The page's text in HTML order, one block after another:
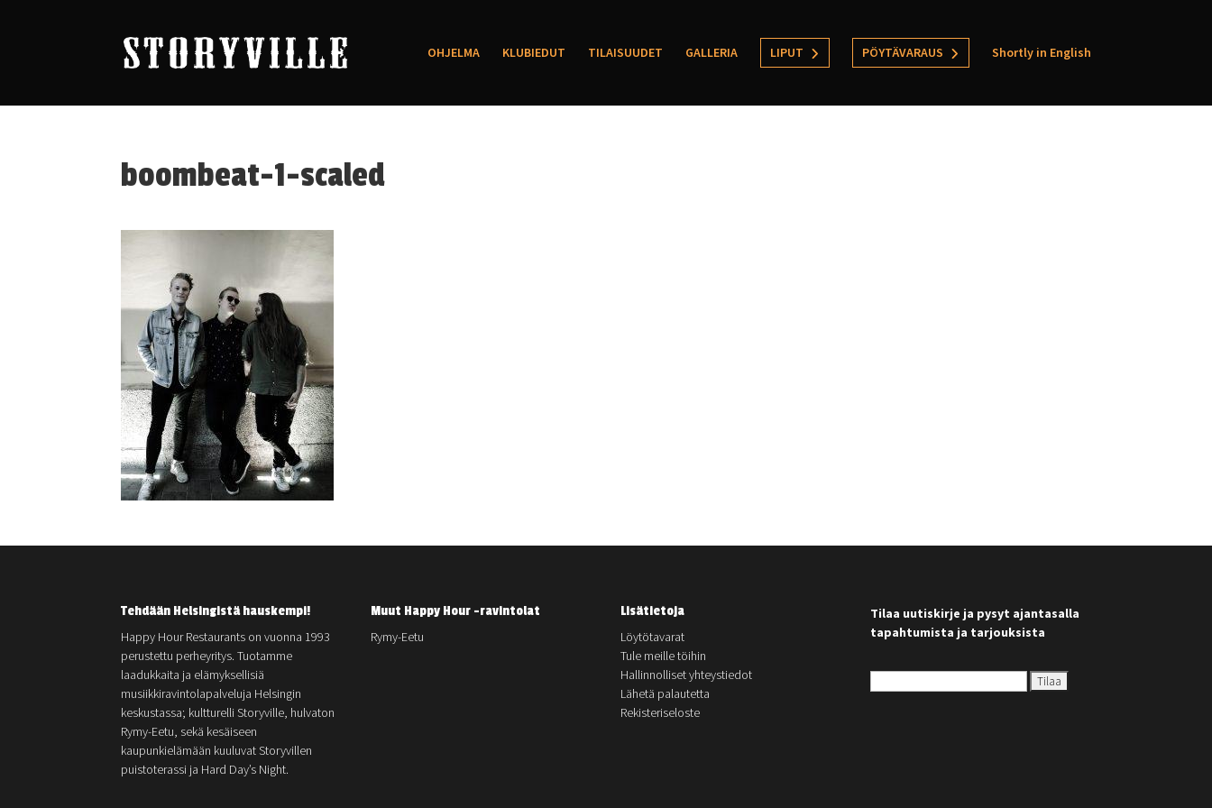
OHJELMA KLUBIEDUT TILAISUUDET GALLERIA LIPUT PÖYTÄVARAUS Shortly in English
boombeat-1-scaled
Tehdään Helsingistä hauskempi!
Happy Hour Restaurants on vuonna 1993
perustettu perheyritys. Tuotamme
laadukkaita ja elämyksellisiä
musiikkiravintolapalveluja Helsingin
keskustassa; kultturelli Storyville, hulvaton
Rymy-Eetu, sekä kesäiseen
kaupunkielämään kuuluvat Storyvillen
puistoterassi ja Hard Day’s Night.
Muut Happy Hour -ravintolat
Rymy-Eetu
Lisätietoja
Löytötavarat
Tule meille töihin
Hallinnolliset yhteystiedot
Lähetä palautetta
Rekisteriseloste
Tilaa uutiskirje ja pysyt ajantasalla
tapahtumista ja tarjouksista